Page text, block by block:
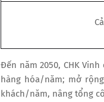
Đến năm 2050, CHK
hàng hóa/năm; mở
khách/năm, nâng tổng